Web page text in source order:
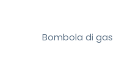
Bombola di gas